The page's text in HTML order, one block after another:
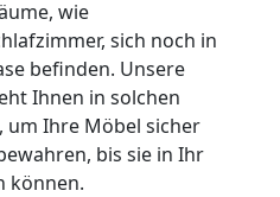
wie
sich noch in
befinden. Unsere
Ihnen in solchen
um Ihre Möbel sicher
bis sie in Ihr
können.